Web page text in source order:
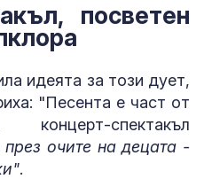
посветен
идеята за този дует,
"Песента е част от
спектакъл
очите на децата -
.